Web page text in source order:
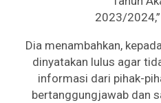
2023/
Dia menambahkan,
dinyatakan lulus agar
informasi dari pihak-
bertanggungjawab dan